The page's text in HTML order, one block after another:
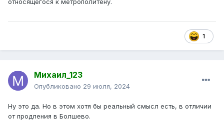
относящегося к метрополитену.
1
Михаил_123
Опубликовано 29 июля, 2024
Ну это да. Но в этом хотя бы реальный смысл есть, в отличии
от продления в Болшево.